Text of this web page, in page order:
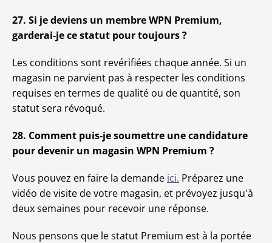
27. Si je deviens un membre WPN Premium,
garderai-je ce statut pour toujours ?
Les conditions sont revérifiées chaque année. Si un
magasin ne parvient pas à respecter les conditions
requises en termes de qualité ou de quantité, son
statut sera révoqué.
28. Comment puis-je soumettre une candidature
pour devenir un magasin WPN Premium ?
Vous pouvez en faire la demande ici. Préparez une
vidéo de visite de votre magasin, et prévoyez jusqu'à
deux semaines pour recevoir une réponse.
Nous pensons que le statut Premium est à la portée